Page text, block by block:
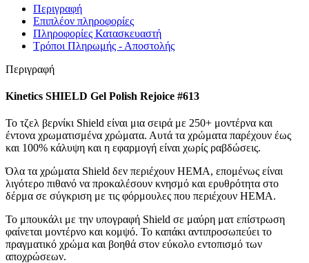
Περιγραφή
Επιπλέον πληροφορίες
Πληροφορίες Κατασκευαστή
Τρόποι Πληρωμής - Αποστολής
Περιγραφή
Kinetics SHIELD Gel Polish Rejoice #613
Το τζελ βερνίκι Shield είναι μια σειρά με 250+ μοντέρνα και
έντονα χρωματισμένα χρώματα. Αυτά τα χρώματα παρέχουν έως
και 100% κάλυψη και η εφαρμογή είναι χωρίς ραβδώσεις.
Όλα τα χρώματα Shield δεν περιέχουν HEMA, επομένως είναι
λιγότερο πιθανό να προκαλέσουν κνησμό και ερυθρότητα στο
δέρμα σε σύγκριση με τις φόρμουλες που περιέχουν HEMA.
Το μπουκάλι με την υπογραφή Shield σε μαύρη ματ επίστρωση
φαίνεται μοντέρνο και κομψό. Το καπάκι αντιπροσωπεύει το
πραγματικό χρώμα και βοηθά στον εύκολο εντοπισμό των
αποχρώσεων.